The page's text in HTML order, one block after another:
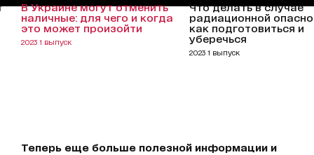
В Украине могут отменить
наличные: для чего и когда
это может произойти
2023 1 выпуск
Что делать в случае
радиационной
как подготовиться и
уберечься
2023 1 выпуск
Теперь еще больше полезной информации и